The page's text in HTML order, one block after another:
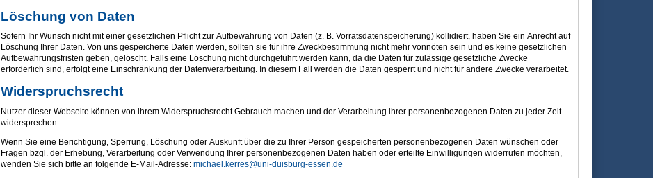
Löschung von Daten
Sofern Ihr Wunsch nicht mit einer gesetzlichen Pflicht zur Aufbewahrung von Daten (z. B. Vorratsdatenspeicherung) kollidiert, haben Sie ein Anrecht auf
Löschung Ihrer Daten. Von uns gespeicherte Daten werden, sollten sie für ihre Zweckbestimmung nicht mehr vonnöten sein und es keine gesetzlichen
Aufbewahrungsfristen geben, gelöscht. Falls eine Löschung nicht durchgeführt werden kann, da die Daten für zulässige gesetzliche Zwecke
erforderlich sind, erfolgt eine Einschränkung der Datenverarbeitung. In diesem Fall werden die Daten gesperrt und nicht für andere Zwecke verarbeitet.
Widerspruchsrecht
Nutzer dieser Webseite können von ihrem Widerspruchsrecht Gebrauch machen und der Verarbeitung ihrer personenbezogenen Daten zu jeder Zeit
widersprechen.
Wenn Sie eine Berichtigung, Sperrung, Löschung oder Auskunft über die zu Ihrer Person gespeicherten personenbezogenen Daten wünschen oder
Fragen bzgl. der Erhebung, Verarbeitung oder Verwendung Ihrer personenbezogenen Daten haben oder erteilte Einwilligungen widerrufen möchten,
wenden Sie sich bitte an folgende E-Mail-Adresse: michael.kerres@uni-duisburg-essen.de